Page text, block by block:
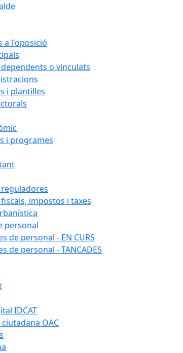
a l'oposició
o vinculats
i plantilles
i programes
impostos i taxes
personal
de personal - EN CURS
de personal - TANCADES
IDCAT
OAC